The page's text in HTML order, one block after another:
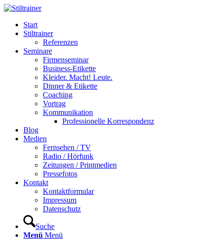
Start
Stiltrainer
Referenzen
Seminare
Firmenseminar
Business-Etikette
Kleider. Macht! Leute.
Dinner & Etikette
Coaching
Vortrag
Kommunikation
Professionelle Korrespondenz
Blog
Medien
Fernsehen / TV
Radio / Hörfunk
Zeitungen / Printmedien
Pressefotos
Kontakt
Kontaktformular
Impressum
Datenschutz
Suche
Menü Menü